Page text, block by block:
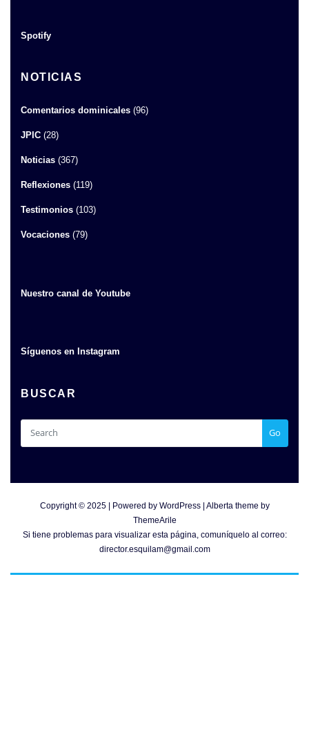
Spotify
NOTICIAS
Comentarios dominicales (96)
JPIC (28)
Noticias (367)
Reflexiones (119)
Testimonios (103)
Vocaciones (79)
Nuestro canal de Youtube
Síguenos en Instagram
BUSCAR
Go
Copyright © 2025 | Powered by WordPress
Alberta theme by
ThemeArile
Si tiene problemas para visualizar esta página, comuníquelo al correo:
director.esquilam@gmail.com